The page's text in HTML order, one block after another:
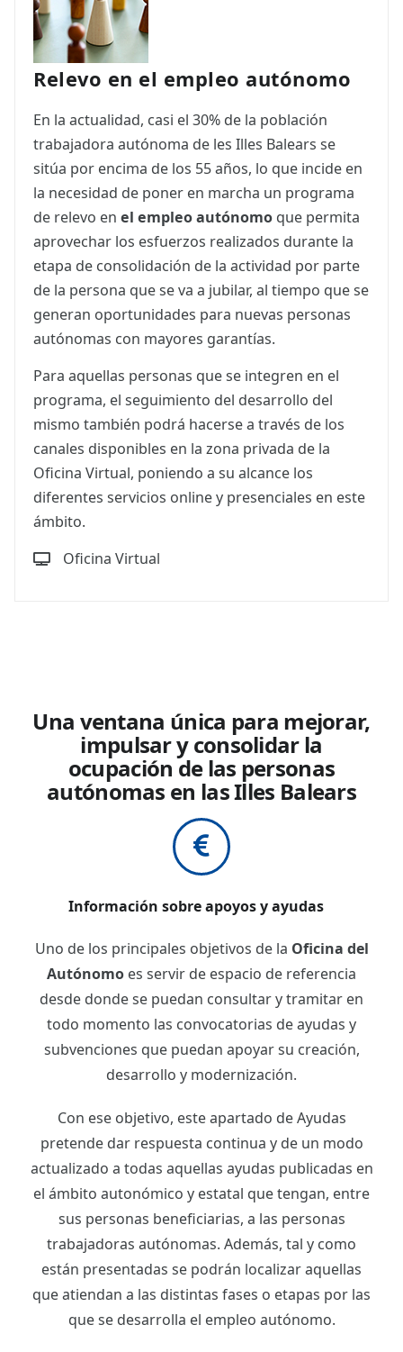
Relevo en el empleo autónomo
En la actualidad, casi el 30% de la población
trabajadora autónoma de les Illes Balears se
sitúa por encima de los 55 años, lo que incide en
la necesidad de poner en marcha un programa
de relevo en el empleo autónomo que permita
aprovechar los esfuerzos realizados durante la
etapa de consolidación de la actividad por parte
de la persona que se va a jubilar, al tiempo que se
generan oportunidades para nuevas personas
autónomas con mayores garantías.
Para aquellas personas que se integren en el
programa, el seguimiento del desarrollo del
mismo también podrá hacerse a través de los
canales disponibles en la zona privada de la
Oficina Virtual, poniendo a su alcance los
diferentes servicios online y presenciales en este
ámbito.
Oficina Virtual
Una ventana única para mejorar,
impulsar y consolidar la
ocupación de las personas
autónomas en las Illes Balears
Información sobre apoyos y ayudas
Uno de los principales objetivos de la Oficina del
Autónomo es servir de espacio de referencia
desde donde se puedan consultar y tramitar en
todo momento las convocatorias de ayudas y
subvenciones que puedan apoyar su creación,
desarrollo y modernización.
Con ese objetivo, este apartado de Ayudas
pretende dar respuesta continua y de un modo
actualizado a todas aquellas ayudas publicadas en
el ámbito autonómico y estatal que tengan, entre
sus personas beneficiarias, a las personas
trabajadoras autónomas. Además, tal y como
están presentadas se podrán localizar aquellas
que atiendan a las distintas fases o etapas por las
que se desarrolla el empleo autónomo.